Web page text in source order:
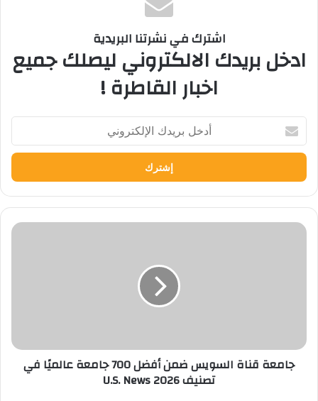
اشترك في نشرتنا البريدية
ادخل بريدك الالكتروني ليصلك جميع
اخبار القاطرة !
بريدك
الإلكتروني
جامعة
في
تصنيف
جامعة قناة السويس ضمن أفضل 700 جامعة عالميًا في
تصنيف U.S. News 2026